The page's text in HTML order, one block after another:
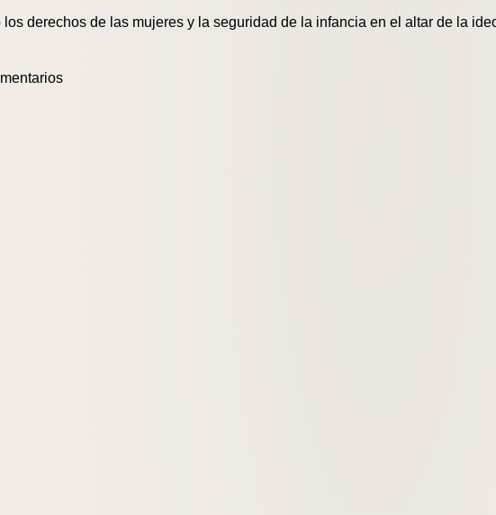
derechos de las mujeres y la seguridad de la infancia en el altar de la